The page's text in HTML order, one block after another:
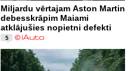
Miljardu vērtajam Aston Martin
debesskrāpim Maiami
atklājušies nopietni defekti
5